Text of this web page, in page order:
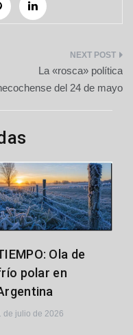
La «rosca» política
del 24 de mayo
Ola de
polar en
de julio de 2026